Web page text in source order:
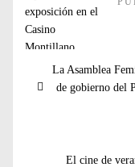
de
Entrada
anterior:
La Asamblea
de gobierno del
Entrada
El cine de